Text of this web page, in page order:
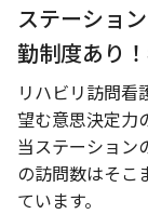
ステーショ
勤制度あり
リハビリ訪問看
望む意思決定力
当ステーション
の訪問数はそこ
ています。